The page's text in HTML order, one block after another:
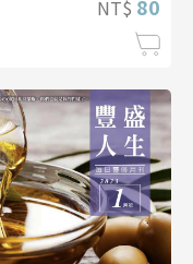
NT$ 80